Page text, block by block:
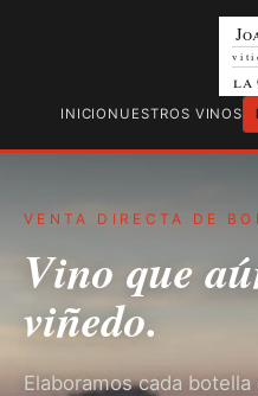
la
INICIO NUESTROS VINOS
VENTA DIRECTA DE
Vino que
viñedo.
Elaboramos cada